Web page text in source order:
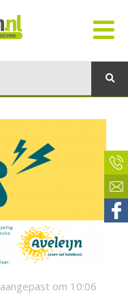
aangepast om 10:06